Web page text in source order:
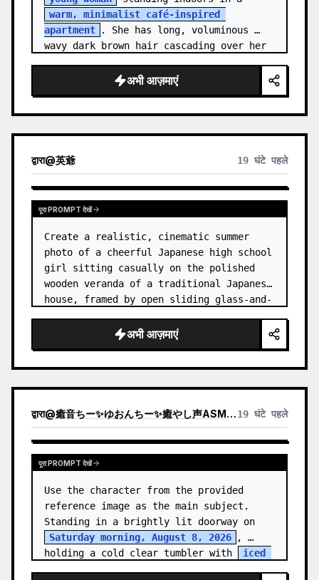
warm, minimalist café-inspired
apartment
. She has long, voluminous
wavy dark brown hair cascading over her
अभी आज़माएं
द्वारा@英爺 19 घंटे पहले
पूरा PROMPT देखें
Create a realistic, cinematic summer
photo of a cheerful Japanese high school
girl sitting casually on the polished
wooden veranda of a traditional Japanese
house, framed by open sliding glass-and-
style school uniform top w…
अभी आज़माएं
द्वारा@癒音ちー✨ゆおんちー✨癒やし声ASMRとAI 19 घंटे पहले
पूरा PROMPT देखें
Use the character from the provided
reference image as the main subject.
Saturday morning, August 8, 2026
,
holding a cold clear tumbler with
iced